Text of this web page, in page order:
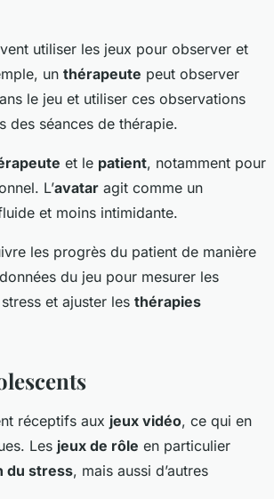
utiliser les jeux pour observer et
un thérapeute peut observer
le jeu et utiliser ces observations
des séances de thérapie.
et le patient, notamment pour
L’avatar agit comme un
et moins intimidante.
les progrès du patient de manière
du jeu pour mesurer les
et ajuster les thérapies
réceptifs aux jeux vidéo, ce qui en
Les jeux de rôle en particulier
du stress, mais aussi d’autres